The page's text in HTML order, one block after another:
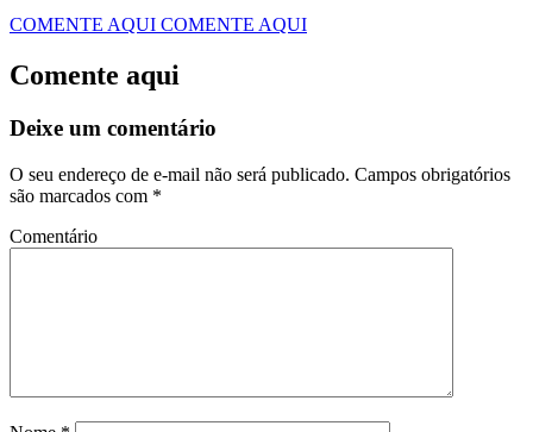
COMENTE AQUI COMENTE AQUI
Comente aqui
Deixe um comentário
O seu endereço de e-mail não será publicado. Campos obrigatórios
são marcados com *
Comentário